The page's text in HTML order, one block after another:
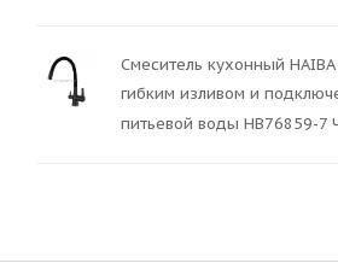
Смеситель кухонный
гибким изливом и
питьевой воды HB76859-7